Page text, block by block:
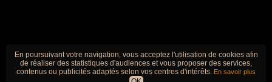
En poursuivant votre navigation, vous acceptez l'utilisation de cookies afin
de réaliser des statistiques d'audiences et vous proposer des services,
contenus ou publicités adaptés selon vos centres d'intérêts. En savoir plus